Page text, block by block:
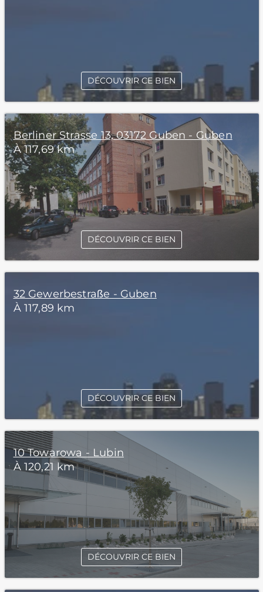
DÉCOUVRIR CE BIEN
Berliner Strasse 13, 03172 Guben - Guben
À 117,69 km
DÉCOUVRIR CE BIEN
32 Gewerbestraße - Guben
À 117,89 km
DÉCOUVRIR CE BIEN
10 Towarowa - Lubin
À 120,21 km
DÉCOUVRIR CE BIEN